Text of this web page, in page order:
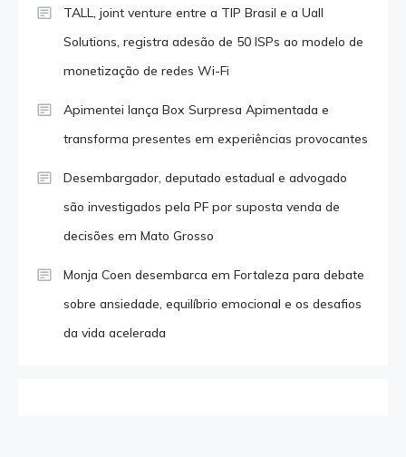
TALL, joint venture entre a TIP Brasil e a Uall
Solutions, registra adesão de 50 ISPs ao modelo de
monetização de redes Wi-Fi
Apimentei lança Box Surpresa Apimentada e
transforma presentes em experiências provocantes
Desembargador, deputado estadual e advogado
são investigados pela PF por suposta venda de
decisões em Mato Grosso
Monja Coen desembarca em Fortaleza para debate
sobre ansiedade, equilíbrio emocional e os desafios
da vida acelerada